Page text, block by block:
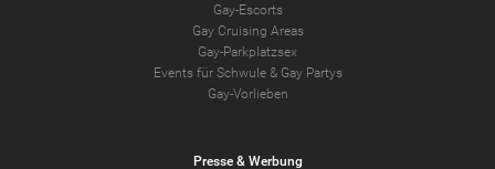
Gay-Escorts
Gay Cruising Areas
Gay-Parkplatzsex
Events für Schwule & Gay Partys
Gay-Vorlieben
Presse & Werbung